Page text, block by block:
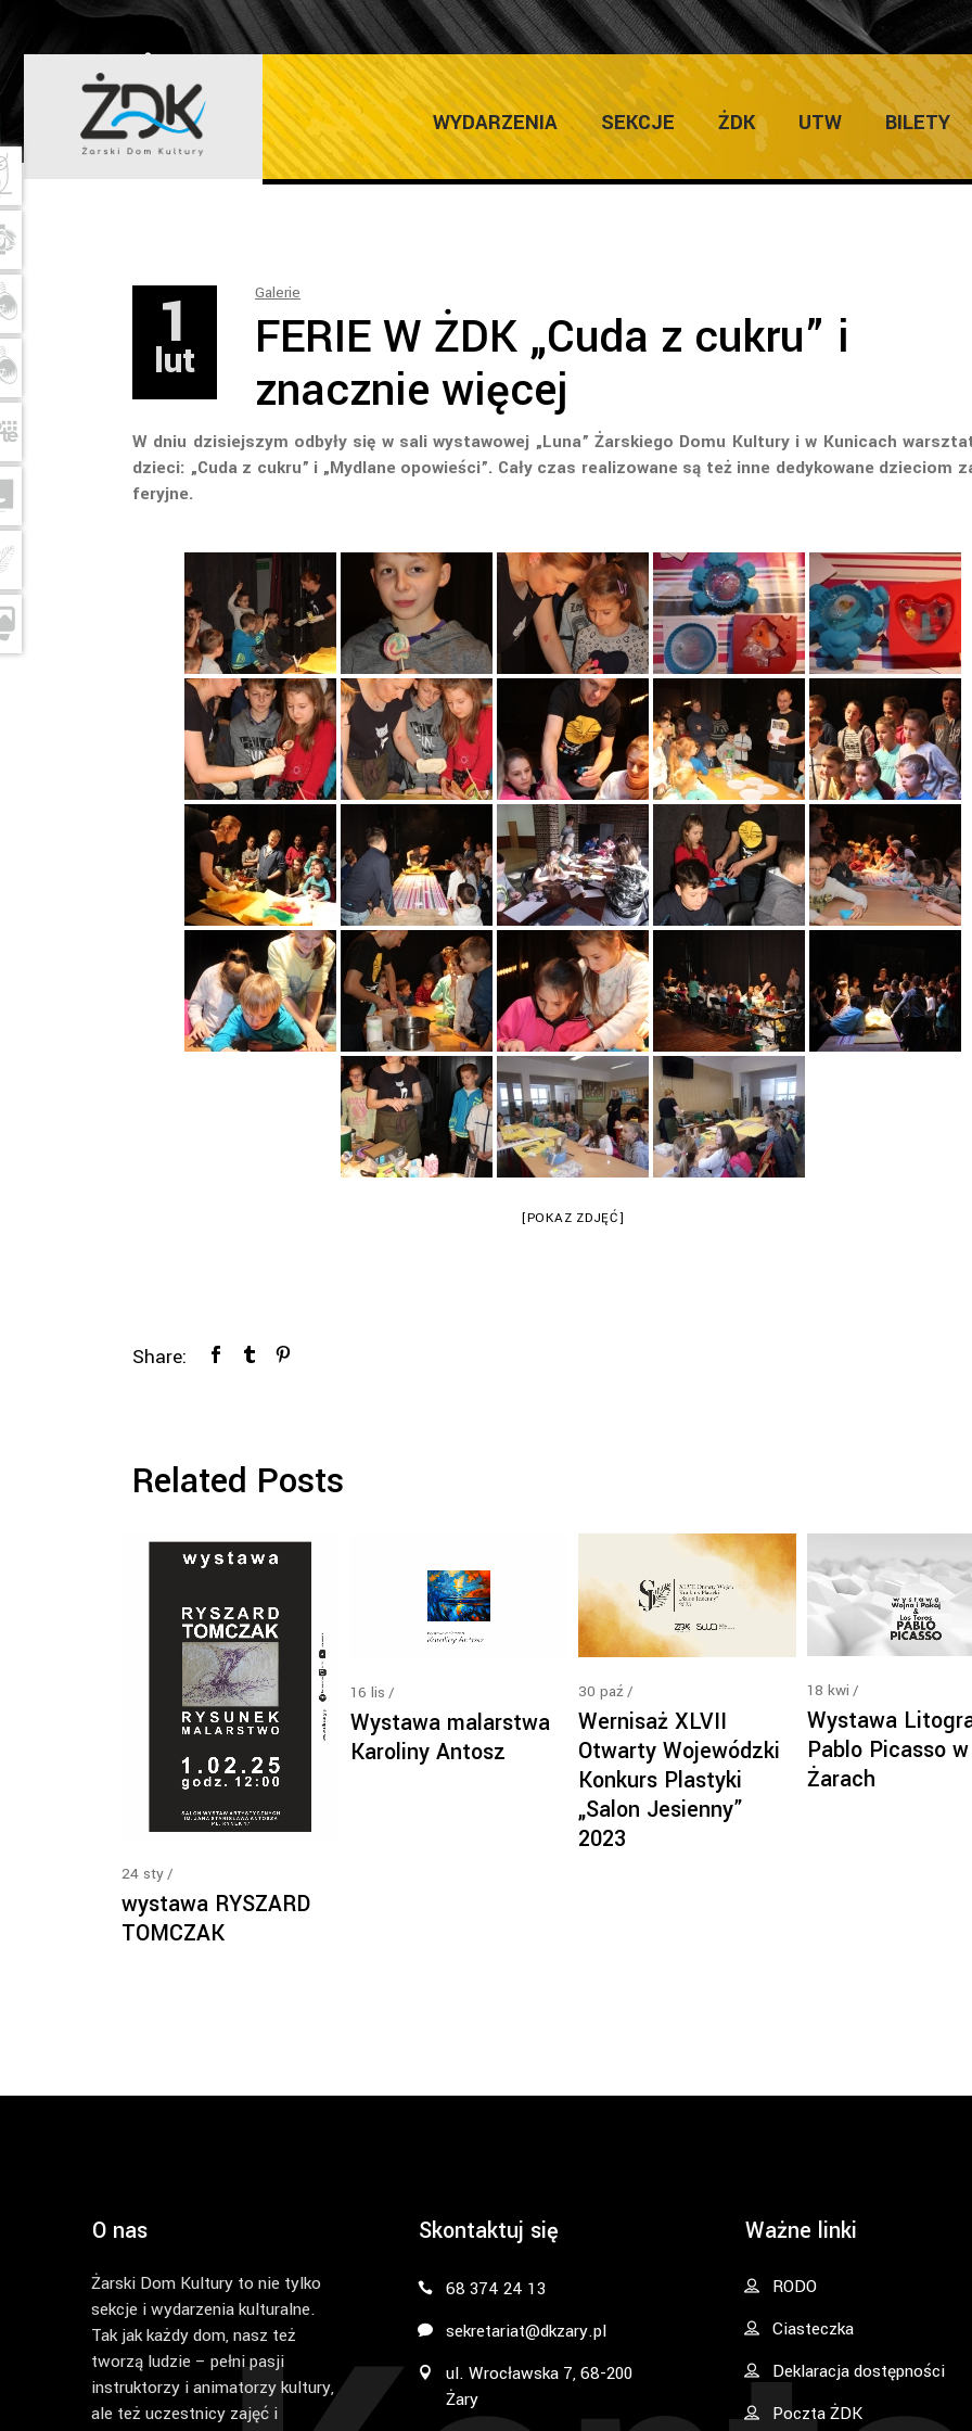
WYDARZENIA SEKCJE ŻDK UTW BILETY
ŻARSKI DOM KULTURY Home/Galerie
1
lut
Galerie
FERIE W ŻDK „Cuda z cukru” i
znacznie więcej
W dniu dzisiejszym odbyły się w sali wystawowej „Luna” Żarskiego Domu Kultury i w Kunicach
dzieci: „Cuda z cukru” i „Mydlane opowieści”. Cały czas realizowane są też inne dedykowane dzieciom
feryjne.
[POKAZ ZDJĘĆ]
Share:
Related Posts
24 sty
wystawa RYSZARD
TOMCZAK
16 lis
Wystawa malarstwa
Karoliny Antosz
30 paź
Wernisaż XLVII
Otwarty Wojewódzki
Konkurs Plastyki
„Salon Jesienny”
2023
18 kwi
Wystawa
Pablo Picasso w
Żarach
O nas
Żarski Dom Kultury to nie tylko
sekcje i wydarzenia kulturalne.
Tak jak każdy dom, nasz też
tworzą ludzie – pełni pasji
instruktorzy i animatorzy kultury,
ale też uczestnicy zajęć i
Skontaktuj się
68 374 24 13
sekretariat@dkzary.pl
ul. Wrocławska 7, 68-200
Żary
Ważne linki
RODO
Ciasteczka
Deklaracja dostępności
Poczta ŻDK